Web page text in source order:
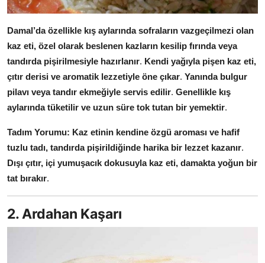
Damal’da özellikle kış aylarında sofraların vazgeçilmezi olan
kaz eti, özel olarak beslenen kazların kesilip fırında veya
tandırda pişirilmesiyle hazırlanır. Kendi yağıyla pişen kaz eti,
çıtır derisi ve aromatik lezzetiyle öne çıkar. Yanında bulgur
pilavı veya tandır ekmeğiyle servis edilir. Genellikle kış
aylarında tüketilir ve uzun süre tok tutan bir yemektir.
Tadım Yorumu: Kaz etinin kendine özgü aroması ve hafif
tuzlu tadı, tandırda pişirildiğinde harika bir lezzet kazanır.
Dışı çıtır, içi yumuşacık dokusuyla kaz eti, damakta yoğun bir
tat bırakır.
2. Ardahan Kaşarı